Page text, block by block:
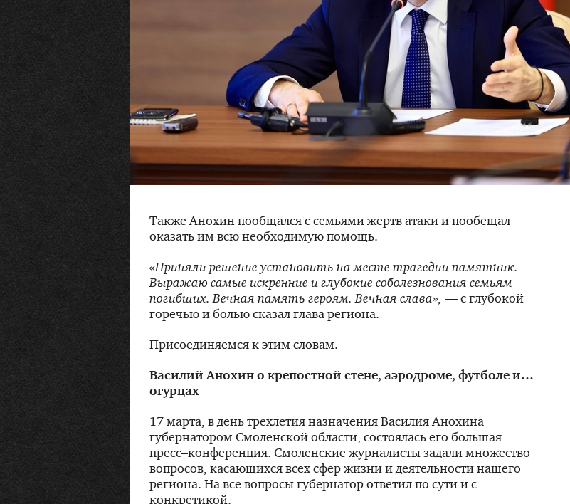
Также Анохин пообщался с семьями жертв атаки и пообещал
оказать им всю необходимую помощь.
«Приняли решение установить на месте трагедии памятник.
Выражаю самые искренние и глубокие соболезнования семьям
погибших. Вечная память героям. Вечная слава», — с глубокой
горечью и болью сказал глава региона.
Присоединяемся к этим словам.
Василий Анохин о крепостной стене, аэродроме, футболе и…
огурцах
17 марта, в день трехлетия назначения Василия Анохина
губернатором Смоленской области, состоялась его большая
пресс–конференция. Смоленские журналисты задали множество
вопросов, касающихся всех сфер жизни и деятельности нашего
региона. На все вопросы губернатор ответил по сути и с
конкретикой.